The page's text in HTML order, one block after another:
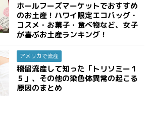
ホールフーズマーケットでおすすめ
のお土産！ハワイ限定エコバッグ・
コスメ・お菓子・食べ物など、女子
が喜ぶお土産ランキング！
アメリカで流産
稽留流産して知った「トリソミー１
５」、その他の染色体異常の起こる
原因のまとめ